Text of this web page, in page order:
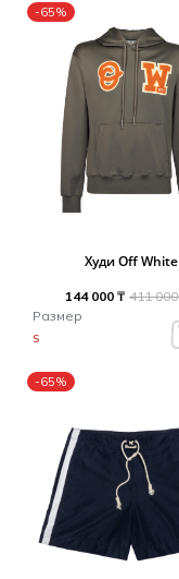
-65%
Худи Off White
144 000 ₸ 411
Размер
S
-65%